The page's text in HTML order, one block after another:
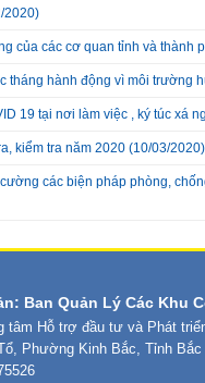
2020)
của các cơ quan tỉnh và thành
tháng hành động vì môi
19 tại nơi làm việc , ký túc xá
kiểm tra năm 2020 (10/03/2020)
các biện pháp phòng,
Ban Quản Lý Các Khu
tâm Hỗ trợ đầu tư và Phát
Phường Kinh Bắc, Tỉnh Bắc